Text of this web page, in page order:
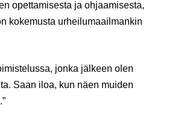
opettamisesta ja ohjaamisesta,
kokemusta urheilumaailmankin
jonka jälkeen olen
Saan iloa, kun näen muiden